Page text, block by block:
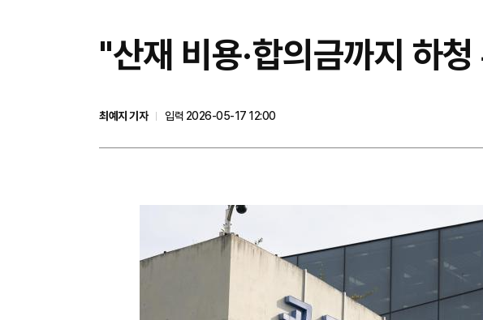
"산재 비용·합의금까지 하
최예지 기자
입력 2026-05-17 12:00